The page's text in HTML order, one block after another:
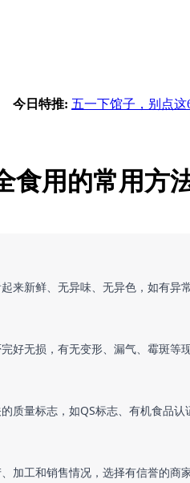
今日特推: 五一下馆子，别点
用的常用方
来新鲜、无异味、无异色，如有异
好无损，有无变形、漏气、霉斑等
的质量标志，如QS标志、有机食品
、加工和销售情况，选择有信誉的商